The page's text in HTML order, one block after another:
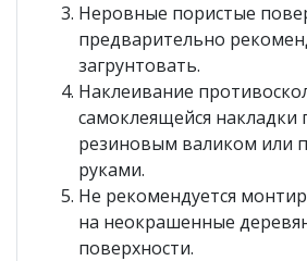
Неровные пористые
предварительно
загрунтовать.
Наклеивание
самоклеящейся накладки
резиновым валиком или
руками.
Не рекомендуется
на неокрашенные
поверхности.